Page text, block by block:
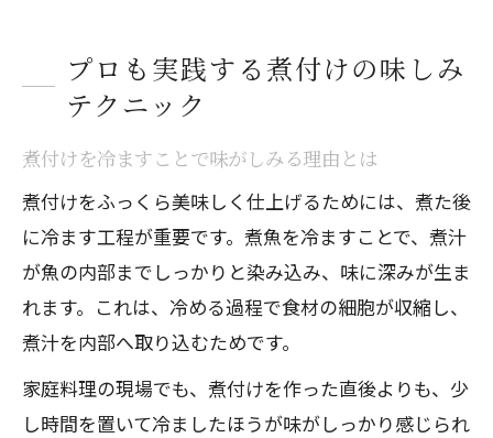
プロも実践する煮付けの味しみ
テクニック
煮付けを冷ますことで味がしみる理由とは
煮付けをふっくら美味しく仕上げるためには、煮た後
に冷ます工程が重要です。煮魚を冷ますことで、煮汁
が魚の内部までしっかりと染み込み、味に深みが生ま
れます。これは、冷める過程で食材の細胞が収縮し、
煮汁を内部へ取り込むためです。
家庭料理の現場でも、煮付けを作った直後よりも、少
し時間を置いて冷ましたほうが味がしっかり感じられ